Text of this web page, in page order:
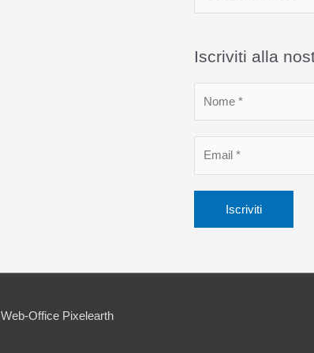
r
h
i
Iscriviti alla
Web-Office Pixelearth